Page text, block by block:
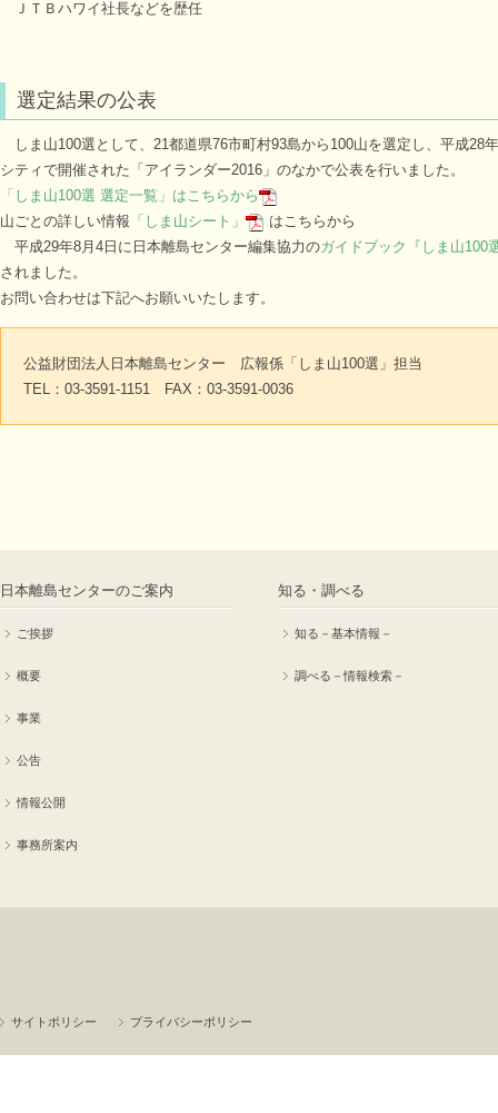
ＪＴＢハワイ社長などを歴任
選定結果の公表
しま山100選として、21都道県76市町村93島から100山を選定し、平成28
シティで開催された「アイランダー2016」のなかで公表を行いました。
「しま山100選 選定一覧」はこちらから
山ごとの詳しい情報 「しま山シート」
はこちらから
平成29年8月4日に日本離島センター編集協力のガイドブック『しま山100
されました。
お問い合わせは下記へお願いいたします。
公益財団法人日本離島センター 広報係「しま山100選」担当
TEL：03-3591-1151 FAX：03-3591-0036
日本離島センターのご案内
ご挨拶
概要
事業
公告
情報公開
事務所案内
知る・調べる
知る－基本情報－
調べる－情報検索－
サイトポリシー プライバシーポリシー